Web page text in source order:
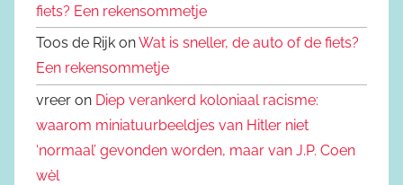
fiets? Een rekensommetje
Toos de Rijk onWat is sneller, de auto of de fiets?
Een rekensommetje
vreer on Diep verankerd koloniaal racisme:
waarom miniatuurbeeldjes van Hitler niet
‘normaal’ gevonden worden, maar van J.P. Coen
wèl